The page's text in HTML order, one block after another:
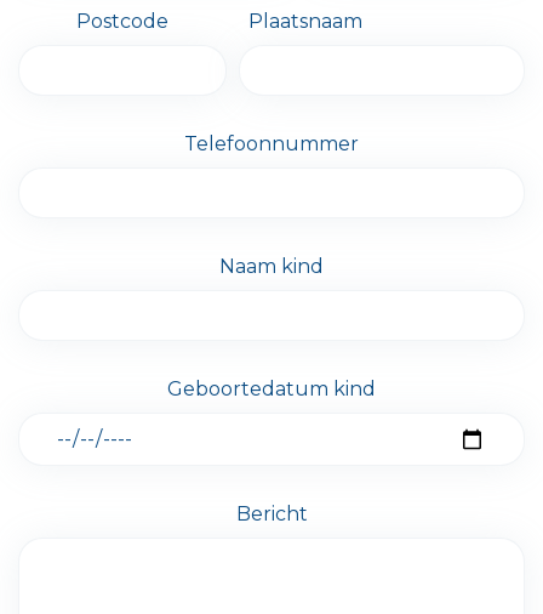
Postcode Plaatsnaam
Telefoonnummer
Naam kind
Geboortedatum kind
Bericht